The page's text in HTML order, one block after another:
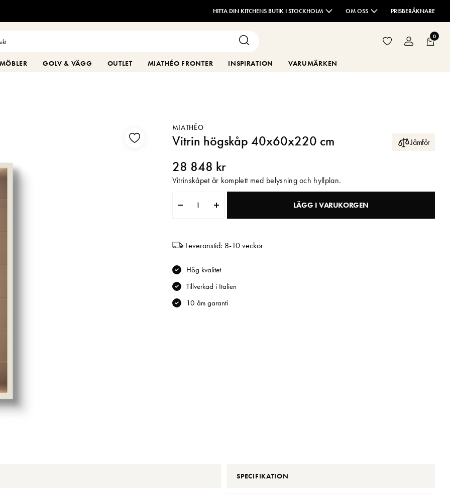
HITTA DIN KITCHENS BUTIK I STOCKHOLM OM OSS PRISBERÄKNARE
0
MÖBLER GOLV & VÄGG OUTLET MIATHÉO FRONTER INSPIRATION VARUMÄRKEN
MIATHÉO
Vitrin högskåp 40x60x220 cm Jämför
28 848 kr
Vitrinskåpet är komplett med belysning och hyllplan.
LÄGG I VARUKORGEN
Leveranstid: 8-10 veckor
Hög kvalitet
Tillverkad i Italien
10 års garanti
SPECIFIKATION